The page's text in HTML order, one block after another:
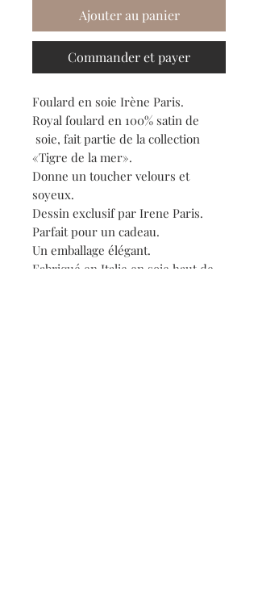
Ajouter au panier
Commander et payer
Foulard en soie Irène Paris.
Royal foulard en 100% satin de
soie, fait partie de la collection
«Tigre de la mer».
Donne un toucher velours et
soyeux.
Dessin exclusif par Irene Paris.
Parfait pour un cadeau.
Un emballage élégant.
Fabriqué en Italie en soie haut de